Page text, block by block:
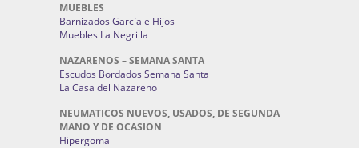
MUEBLES
Barnizados García e Hijos
Muebles La Negrilla
NAZARENOS – SEMANA SANTA
Escudos Bordados Semana Santa
La Casa del Nazareno
NEUMATICOS NUEVOS, USADOS, DE SEGUNDA
MANO Y DE OCASION
Hipergoma